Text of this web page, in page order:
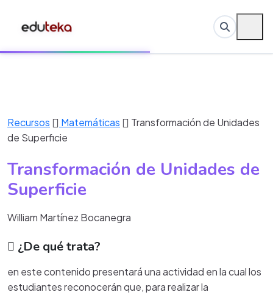
Recursos Matemáticas
Transformación de Unidades
de Superficie
Transformación de Unidades de
Superficie
William Martínez Bocanegra
¿De qué trata?
en este contenido presentará una actividad en la cual los
estudiantes reconocerán que, para realizar la